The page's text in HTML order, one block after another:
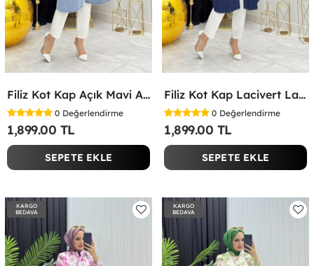
Filiz Kot Kap Açık Mavi Açık Mavi
0 Değerlendirme
1,899.00 TL
SEPETE EKLE
Filiz Kot Kap Lacivert Lacivert
0 Değerlendirme
1,899.00 TL
SEPETE EKLE
KARGO
BEDAVA
KARGO
BEDAVA